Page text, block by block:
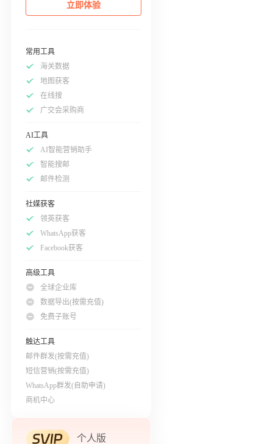
立即体验
常用工具
海关数据
地图获客
在线搜
广交会采购商
AI工具
AI智能营销助手
智能搜邮
邮件检测
社媒获客
领英获客
WhatsApp获客
Facebook获客
高级工具
全球企业库
数据导出(按需充值)
免费子账号
触达工具
邮件群发(按需充值)
短信营销(按需充值)
WhatsApp群发(自助申请)
商机中心
个人版